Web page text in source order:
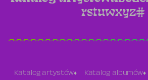
rstuwxyz#
Katalog artystów Katalog albumów